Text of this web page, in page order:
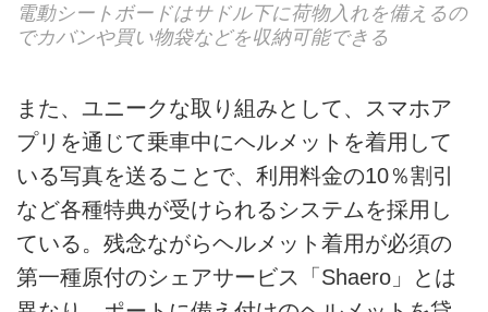
電動シートボードはサドル下に荷物入れを備えるの
でカバンや買い物袋などを収納可能できる
また、ユニークな取り組みとして、スマホア
プリを通じて乗車中にヘルメットを着用して
いる写真を送ることで、利用料金の10％割引
など各種特典が受けられるシステムを採用し
ている。残念ながらヘルメット着用が必須の
第一種原付のシェアサービス「Shaero」とは